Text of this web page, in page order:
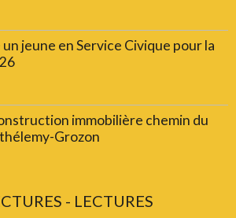
jeune en Service Civique pour la
immobilière chemin du
Grozon
- LECTURES